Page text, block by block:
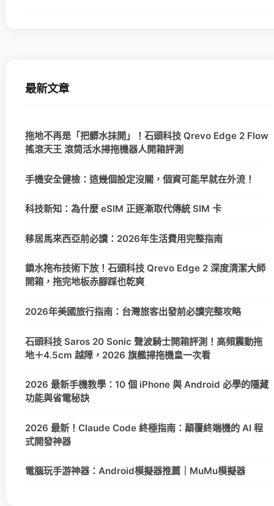
最新文章
拖地不再是「把髒水抹開」！石頭科技 Qrevo Edge 2 Flow
搖滾天王 滾筒活水掃拖機器人開箱評測
手機安全健檢：這幾個設定沒關，個資可能早就在外流！
科技新知：為什麼 eSIM 正逐漸取代傳統 SIM 卡
移居馬來西亞前必讀：2026年生活費用完整指南
鎖水拖布技術下放！石頭科技 Qrevo Edge 2 深度清潔大師
開箱，拖完地板赤腳踩也乾爽
2026年美國旅行指南：台灣旅客出發前必讀完整攻略
石頭科技 Saros 20 Sonic 聲波騎士開箱評測！高頻震動拖
地＋4.5cm 越障，2026 旗艦掃拖機皇一次看
2026 最新手機教學：10 個 iPhone 與 Android 必學的隱藏
功能與省電秘訣
2026 最新！Claude Code 終極指南：顛覆終端機的 AI 程
式開發神器
電腦玩手游神器：Android模擬器推薦｜MuMu模擬器